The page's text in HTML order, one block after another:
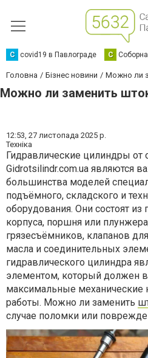
C covid19 в Павлограде С
Головна Бізнес новини Можно ли
Можно ли заменить
12:53, 27 листопада 2025 р.
Техніка
Гидравлические цилиндры от
Gidrotsilindr.com.ua являются
большинства моделей
подъёмного, складского и
оборудования. Они состоят из
корпуса, поршня или
грязесъёмников, клапанов
масла и соединительных
гидравлического цилиндра
элементом, который должен
максимальные механические
работы. Можно ли заменить
случае поломки или